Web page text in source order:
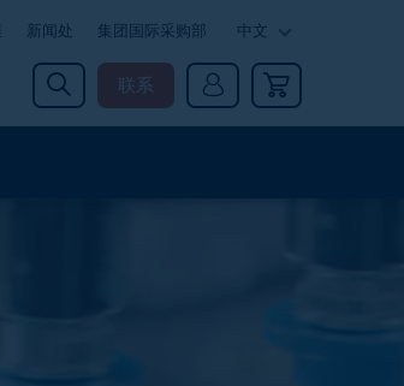
新闻处 集团国际采购部 中文
联系